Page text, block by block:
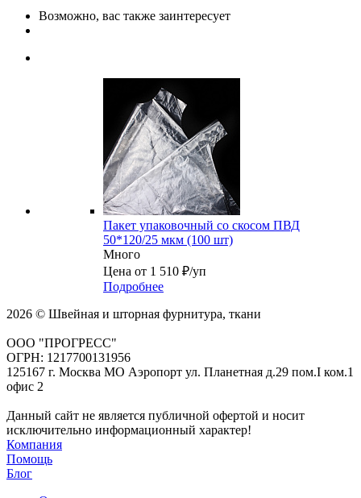
Возможно, вас также заинтересует
Пакет упаковочный со скосом ПВД
50*120/25 мкм (100 шт)
Много
Цена от 1 510 ₽/уп
Подробнее
2026 © Швейная и шторная фурнитура, ткани
ООО "ПРОГРЕСС"
ОГРН: 1217700131956
125167 г. Москва МО Аэропорт ул. Планетная д.29 пом.I ком.1
офис 2
Данный сайт не является публичной офертой и носит
исключительно информационный характер!
Компания
Помощь
Блог